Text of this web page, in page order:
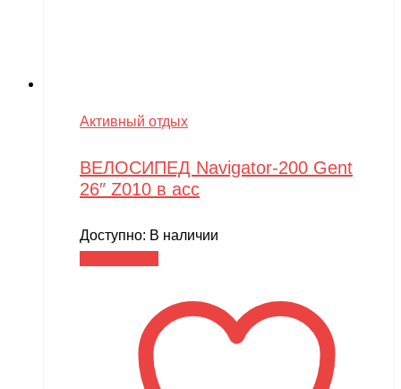
Активный отдых
ВЕЛОСИПЕД Navigator-200 Gent
26″ Z010 в асс
Доступно: В наличии